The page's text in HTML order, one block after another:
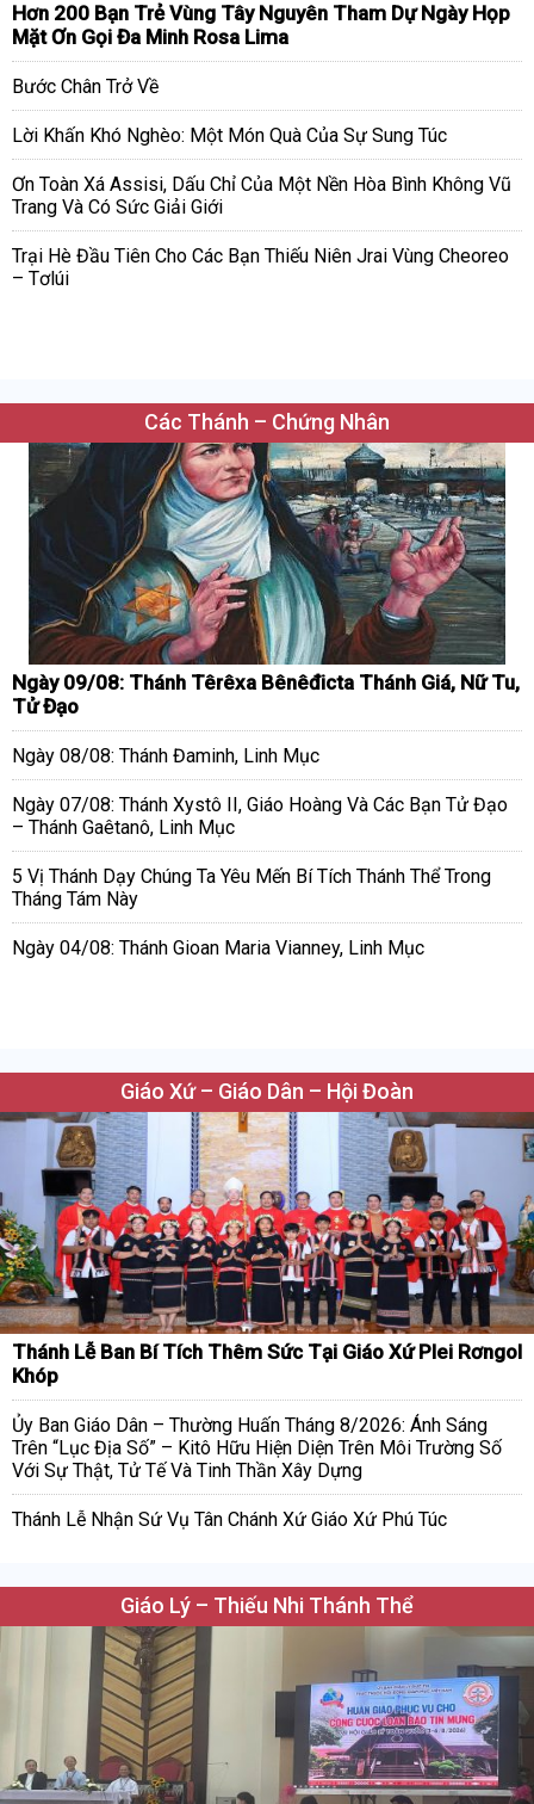
Hơn 200 Bạn Trẻ Vùng Tây Nguyên Tham Dự Ngày Họp
Mặt Ơn Gọi Đa Minh Rosa Lima
Bước Chân Trở Về
Lời Khấn Khó Nghèo: Một Món Quà Của Sự Sung Túc
Ơn Toàn Xá Assisi, Dấu Chỉ Của Một Nền Hòa Bình Không Vũ
Trang Và Có Sức Giải Giới
Trại Hè Đầu Tiên Cho Các Bạn Thiếu Niên Jrai Vùng Cheoreo
– Tơlúi
Các Thánh – Chứng Nhân
Ngày 09/08: Thánh Têrêxa Bênêđicta Thánh Giá, Nữ Tu,
Tử Đạo
Ngày 08/08: Thánh Đaminh, Linh Mục
Ngày 07/08: Thánh Xystô II, Giáo Hoàng Và Các Bạn Tử Đạo
– Thánh Gaêtanô, Linh Mục
5 Vị Thánh Dạy Chúng Ta Yêu Mến Bí Tích Thánh Thể Trong
Tháng Tám Này
Ngày 04/08: Thánh Gioan Maria Vianney, Linh Mục
Giáo Xứ – Giáo Dân – Hội Đoàn
Thánh Lễ Ban Bí Tích Thêm Sức Tại Giáo Xứ Plei Rơngol
Khóp
Ủy Ban Giáo Dân – Thường Huấn Tháng 8/2026: Ánh Sáng
Trên “Lục Địa Số” – Kitô Hữu Hiện Diện Trên Môi Trường Số
Với Sự Thật, Tử Tế Và Tinh Thần Xây Dựng
Thánh Lễ Nhận Sứ Vụ Tân Chánh Xứ Giáo Xứ Phú Túc
Giáo Lý – Thiếu Nhi Thánh Thể